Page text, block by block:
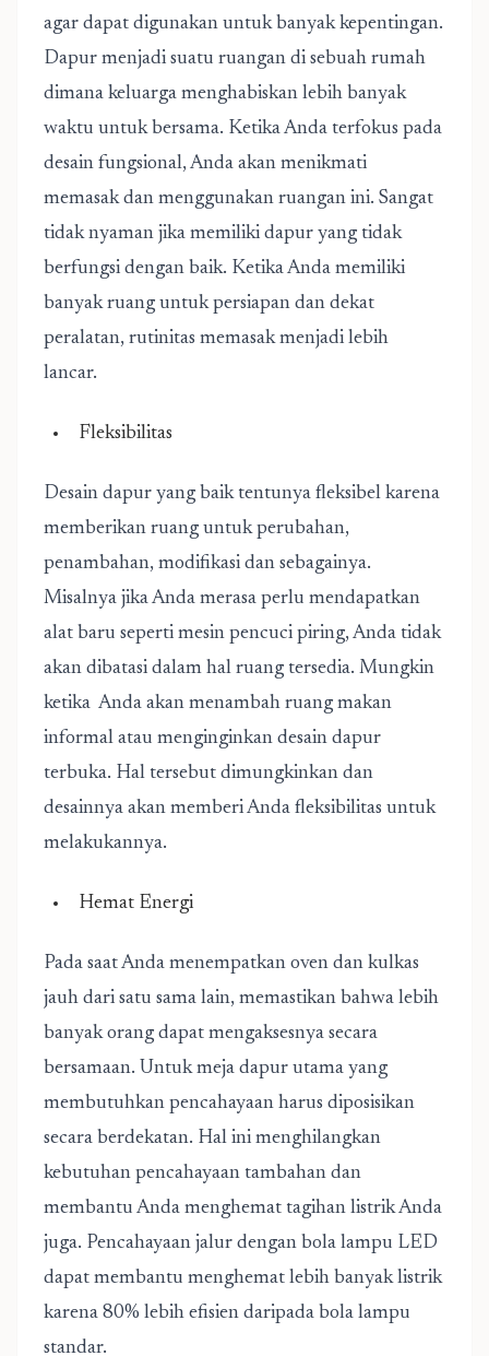
agar dapat digunakan untuk banyak kepentingan.
Dapur menjadi suatu ruangan di sebuah rumah
dimana keluarga menghabiskan lebih banyak
waktu untuk bersama. Ketika Anda terfokus pada
desain fungsional, Anda akan menikmati
memasak dan menggunakan ruangan ini. Sangat
tidak nyaman jika memiliki dapur yang tidak
berfungsi dengan baik. Ketika Anda memiliki
banyak ruang untuk persiapan dan dekat
peralatan, rutinitas memasak menjadi lebih
lancar.
Fleksibilitas
Desain dapur yang baik tentunya fleksibel karena
memberikan ruang untuk perubahan,
penambahan, modifikasi dan sebagainya.
Misalnya jika Anda merasa perlu mendapatkan
alat baru seperti mesin pencuci piring, Anda tidak
akan dibatasi dalam hal ruang tersedia. Mungkin
ketika Anda akan menambah ruang makan
informal atau menginginkan desain dapur
terbuka. Hal tersebut dimungkinkan dan
desainnya akan memberi Anda fleksibilitas untuk
melakukannya.
Hemat Energi
Pada saat Anda menempatkan oven dan kulkas
jauh dari satu sama lain, memastikan bahwa lebih
banyak orang dapat mengaksesnya secara
bersamaan. Untuk meja dapur utama yang
membutuhkan pencahayaan harus diposisikan
secara berdekatan. Hal ini menghilangkan
kebutuhan pencahayaan tambahan dan
membantu Anda menghemat tagihan listrik Anda
juga. Pencahayaan jalur dengan bola lampu LED
dapat membantu menghemat lebih banyak listrik
karena 80% lebih efisien daripada bola lampu
standar.